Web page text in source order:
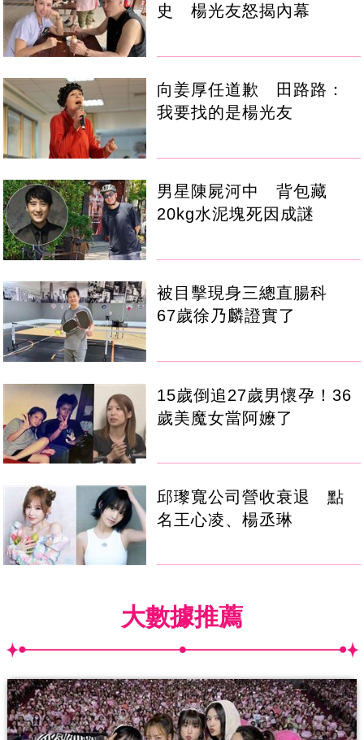
史 楊光友怒揭內幕
向姜厚任道歉 田路路：
我要找的是楊光友
男星陳屍河中 背包藏
20kg水泥塊死因成謎
被目擊現身三總直腸科
67歲徐乃麟證實了
15歲倒追27歲男懷孕！36
歲美魔女當阿嬤了
邱瓈寬公司營收衰退 點
名王心凌、楊丞琳
大數據推薦